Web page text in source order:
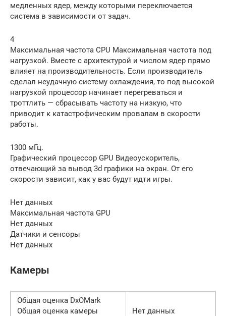
медленных ядер, между которыми переключается
система в зависимости от задач.
4
Максимальная частота CPU Максимальная частота под
нагрузкой. Вместе с архитектурой и числом ядер прямо
влияет на производительность. Если производитель
сделал неудачную систему охлаждения, то под высокой
нагрузкой процессор начинает перегреваться и
троттлить — сбрасывать частоту на низкую, что
приводит к катастрофическим провалам в скорости
работы.
1300 мГц.
Графический процессор GPU Видеоускоритель,
отвечающий за вывод 3d графики на экран. От его
скорости зависит, как у вас будут идти игры.
Нет данных
Максимальная частота GPU
Нет данных
Датчики и сенсоры
Нет данных
Камеры
Общая оценка DxOMark
Общая оценка камеры
Нет данных